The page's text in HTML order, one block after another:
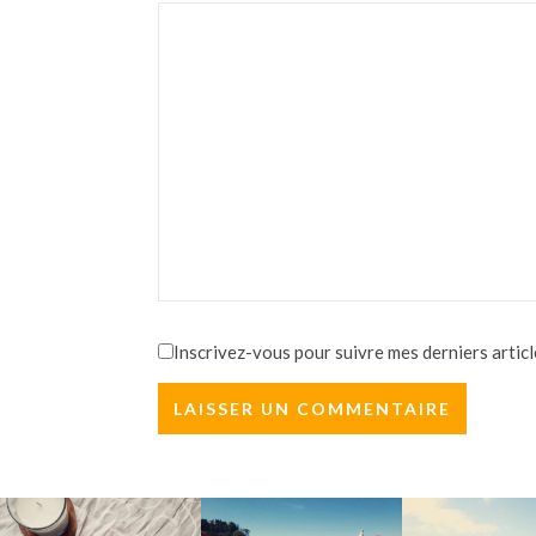
Inscrivez-vous pour suivre mes derniers